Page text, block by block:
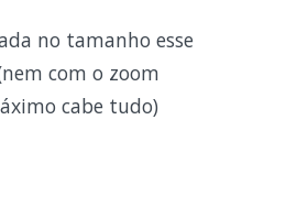
no tamanho esse
com o zoom
cabe tudo)